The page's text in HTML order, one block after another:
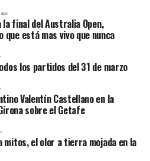
10 6 0
7 3
la final del Australia Open,
que está mas vivo que nunca
los partidos del 31 de marzo
Valentín Castellano en la
sobre el Getafe
mitos, el olor a tierra mojada en la